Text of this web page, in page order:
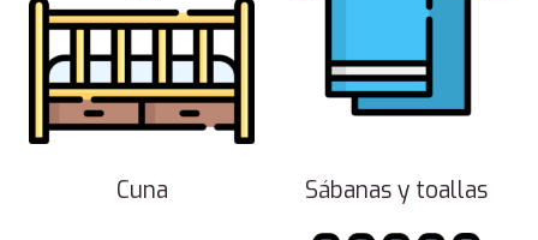
Cuna Sábanas y toallas